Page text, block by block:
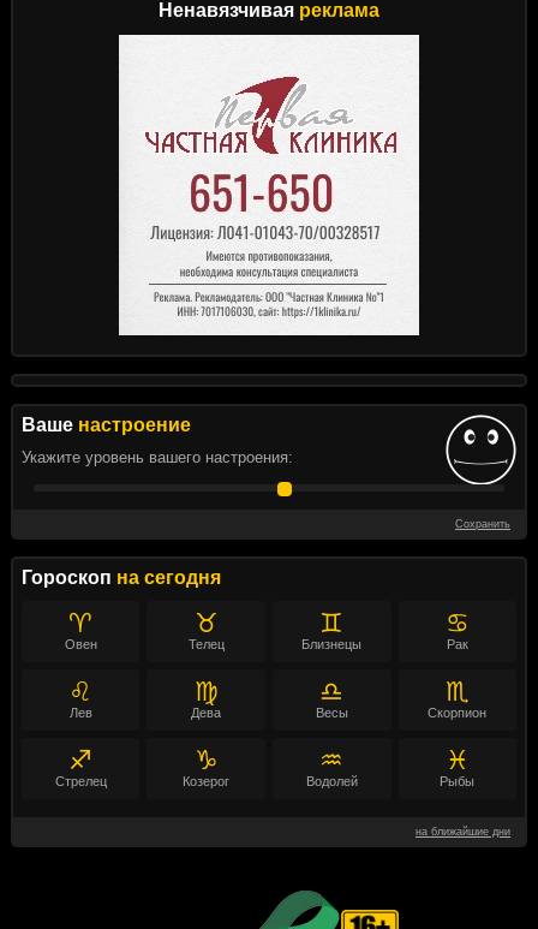
Ненавязчивая реклама
Ваше настроение
Укажите уровень вашего настроения:
Сохранить
Гороскоп на сегодня
♈
Овен
♉
Телец
♊
Близнецы
♋
Рак
♌
Лев
♍
Дева
♎
Весы
♏
Скорпион
♐
Стрелец
♑
Козерог
♒
Водолей
♓
Рыбы
на ближайшие дни